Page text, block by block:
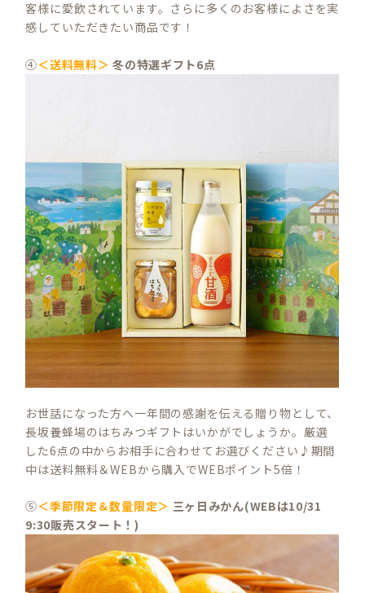
客様に愛飲されています。さらに多くのお客様によさを実
感していただきたい商品です！
④＜送料無料＞ 冬の特選ギフト6点
お世話になった方へ一年間の感謝を伝える贈り物として、
長坂養蜂場のはちみつギフトはいかがでしょうか。厳選
した6点の中からお相手に合わせてお選びください♪期間
中は送料無料＆WEBから購入でWEBポイント5倍！
⑤＜季節限定＆数量限定＞ 三ヶ日みかん(WEBは10/31
9:30販売スタート！)